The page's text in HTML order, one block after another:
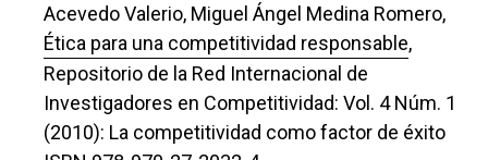
Acevedo Valerio, Miguel Ángel Medina Romero,
Ética para una competitividad responsable,
Repositorio de la Red Internacional de
Investigadores en Competitividad: Vol. 4 Núm. 1
(2010): La competitividad como factor de éxito